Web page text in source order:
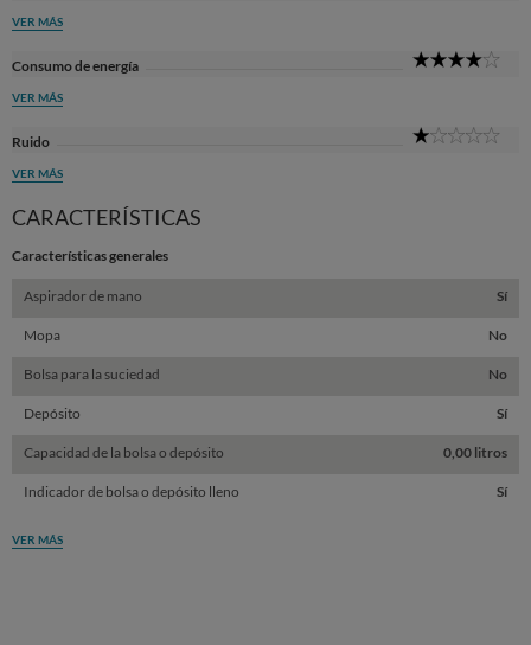
VER MÁS
Consumo de energía
VER MÁS
Ruido
VER MÁS
CARACTERÍSTICAS
Características generales
Aspirador de mano Sí
Mopa No
Bolsa para la suciedad No
Depósito Sí
Capacidad de la bolsa o depósito 0,00 litros
Indicador de bolsa o depósito lleno Sí
VER MÁS